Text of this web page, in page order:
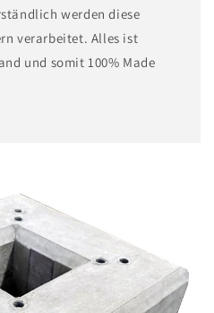
werden diese
verarbeitet. Alles ist
und somit 100% Made